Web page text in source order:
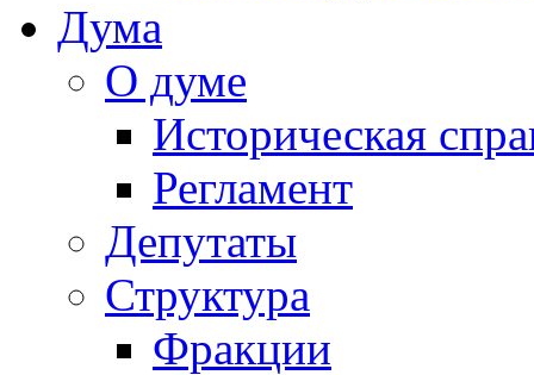
Дума
О думе
Историческая
Регламент
Депутаты
Структура
Фракции